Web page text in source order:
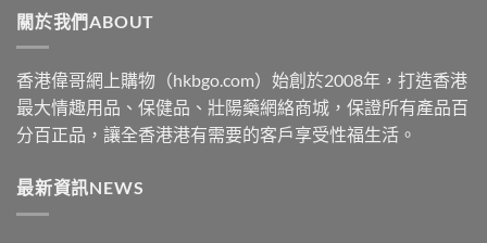
關於我們ABOUT
香港偉哥網上購物（hkbgo.com）始創於2008年，打造香港
最大情趣用品、保健品、壯陽藥網絡商城，保證所有產品百
分百正品，讓全香港港有需要的客戶享受性福生活。
最新資訊NEWS